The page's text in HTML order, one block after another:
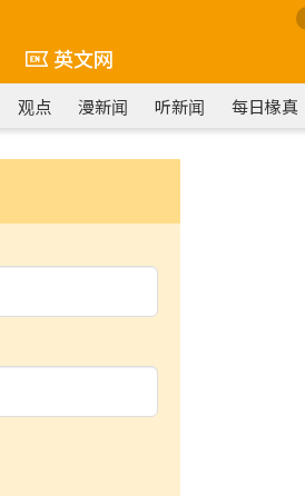
英文网
观点 漫新闻 听新闻 每日椽真